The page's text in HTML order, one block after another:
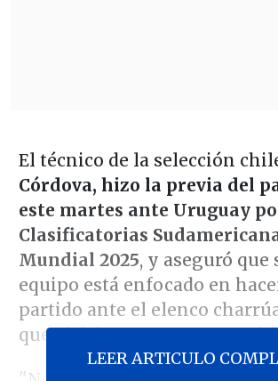
El técnico de la selección
Córdova, hizo la previa del
este martes ante Uruguay
Clasificatorias
Mundial 2025, y aseguró que
equipo está enfocado en
partido ante el elenco
que el debate se centre en el
LEER ARTICULO